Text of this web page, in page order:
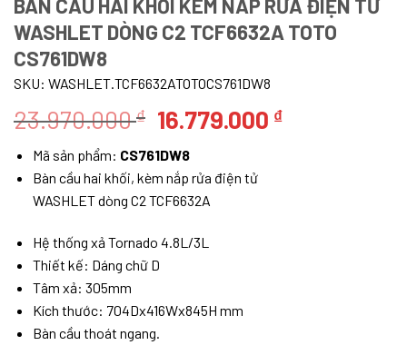
BÀN CẦU HAI KHỐI KÈM NẮP RỬA ĐIỆN TỬ
WASHLET DÒNG C2 TCF6632A TOTO
CS761DW8
SKU: WASHLET.TCF6632ATOTOCS761DW8
23.970.000₫ Giá
là:
23.970.000 ₫.
16.779.000 ₫Giá
Mã sản phẩm: CS761DW8
Bàn cầu hai khối, kèm nắp rửa điện tử
WASHLET dòng C2 TCF6632A
Hệ thống xả Tornado 4.8L/3L
Thiết kế: Dáng chữ D
Tâm xả: 305mm
Kích thước: 704Dx416Wx845H mm
Bàn cầu thoát ngang.